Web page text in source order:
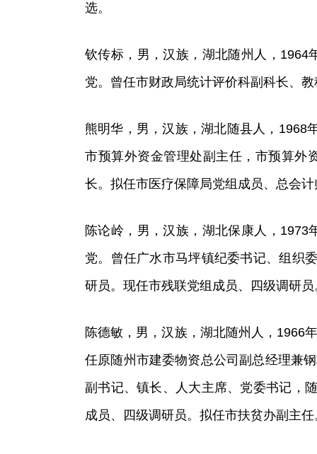
选。
钦传标，男，汉族，湖北随州人，1964
党。曾任市财政局统计评价科副科长、
熊明华，男，汉族，湖北随县人，1968
市预算外资金管理处副主任，市预算外
长。拟任市医疗保障局党组成员、总会计
陈论岭，男，汉族，湖北保康人，
党。曾任广水市马坪镇纪委书记、组织
研员。现任市残联党组成员、四级调研
陈德敏，男，汉族，湖北随州人，1966
任原随州市建委物资总公司副总经理兼
副书记、镇长、人大主席、党委书记，
成员、四级调研员。拟任市扶贫办副主任